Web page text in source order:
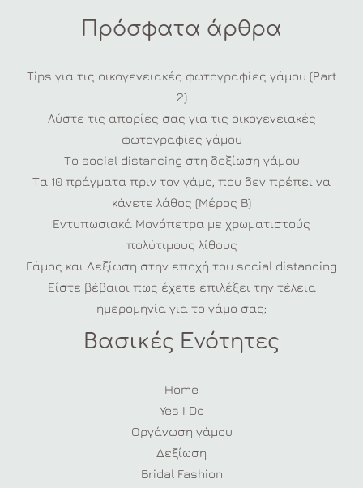
Πρόσφατα άρθρα
Tips για τις οικογενειακές φωτογραφίες γάμου (Part
2)
Λύστε τις απορίες σας για τις οικογενειακές
φωτογραφίες γάμου
Το social distancing στη δεξίωση γάμου
Τα 10 πράγματα πριν τον γάμο, που δεν πρέπει να
κάνετε λάθος (Μέρος Β)
Εντυπωσιακά Μονόπετρα με χρωματιστούς
πολύτιμους λίθους
Γάμος και Δεξίωση στην εποχή του social distancing
Είστε βέβαιοι πως έχετε επιλέξει την τέλεια
ημερομηνία για το γάμο σας;
Βασικές Ενότητες
Home
Yes I Do
Οργάνωση γάμου
Δεξίωση
Bridal Fashion